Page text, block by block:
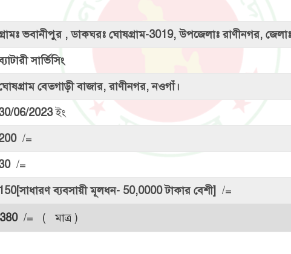
ভবানীপুর , ডাকঘরঃ ঘোষগ্রাম-3019, উপজেলাঃ রাণীনগর,
সার্ভিসিং
বেতগাড়ী বাজার, রাণীনগর, নওগাঁ।
06/2023ইং
/=
/=
150[সাধারণ ব্যবসায়ী মূলধন- 50,0000 টাকার বেশী] /=
380/= ( মাত্র )